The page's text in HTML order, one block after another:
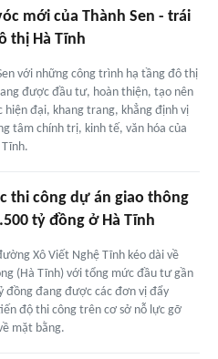
mới của Thành Sen - trái
thị Hà Tĩnh
với những công trình hạ tầng đô thị
được đầu tư, hoàn thiện, tạo nên
hiện đại, khang trang, khẳng định vị
tâm chính trị, kinh tế, văn hóa của
thi công dự án giao thông
tỷ đồng ở Hà Tĩnh
Xô Viết Nghệ Tĩnh kéo dài về
(Hà Tĩnh) với tổng mức đầu tư gần
đồng đang được các đơn vị đẩy
độ thi công trên cơ sở nỗ lực gỡ
mặt bằng.